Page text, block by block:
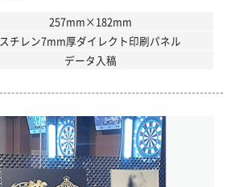
257mm×182mm
スチレン7mm厚ダイレクト印刷パネル
データ入稿